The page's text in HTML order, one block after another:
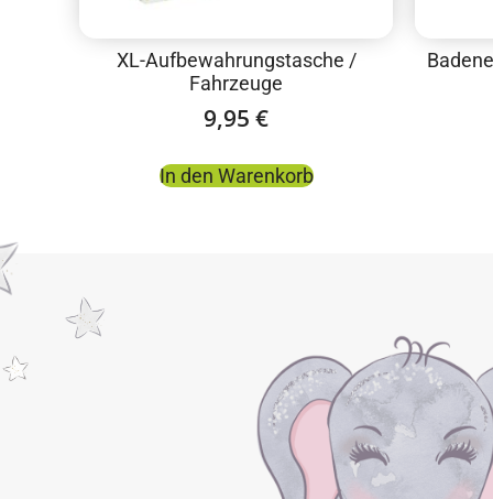
XL-Aufbewahrungstasche /
Fahrzeuge
9,95 €
In den Warenkorb